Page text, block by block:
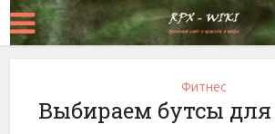
Фитнес
Выбираем бутсы